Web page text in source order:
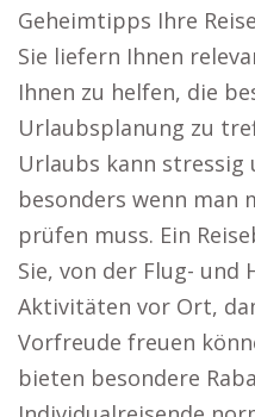
Geheimtipps Ihre
Sie liefern Ihnen
Ihnen zu helfen, die
Urlaubsplanung zu
Urlaubs kann stressig
besonders wenn man
prüfen muss. Ein
Sie, von der Flug- und
Aktivitäten vor Ort,
Vorfreude freuen
bieten besondere